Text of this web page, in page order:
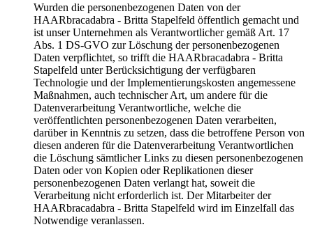
Wurden die personenbezogenen Daten von der
HAARbracadabra - Britta Stapelfeld öffentlich gemacht und
ist unser Unternehmen als Verantwortlicher gemäß Art. 17
Abs. 1 DS-GVO zur Löschung der personenbezogenen
Daten verpflichtet, so trifft die HAARbracadabra - Britta
Stapelfeld unter Berücksichtigung der verfügbaren
Technologie und der Implementierungskosten angemessene
Maßnahmen, auch technischer Art, um andere für die
Datenverarbeitung Verantwortliche, welche die
veröffentlichten personenbezogenen Daten verarbeiten,
darüber in Kenntnis zu setzen, dass die betroffene Person von
diesen anderen für die Datenverarbeitung Verantwortlichen
die Löschung sämtlicher Links zu diesen personenbezogenen
Daten oder von Kopien oder Replikationen dieser
personenbezogenen Daten verlangt hat, soweit die
Verarbeitung nicht erforderlich ist. Der Mitarbeiter der
HAARbracadabra - Britta Stapelfeld wird im Einzelfall das
Notwendige veranlassen.